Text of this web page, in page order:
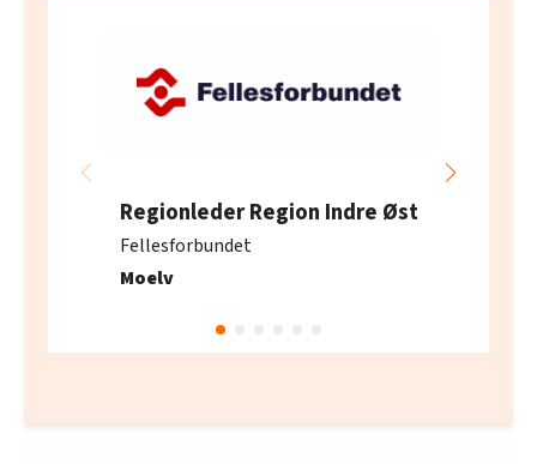
Regionleder Region Indre Øst
Fellesforbundet
Moelv